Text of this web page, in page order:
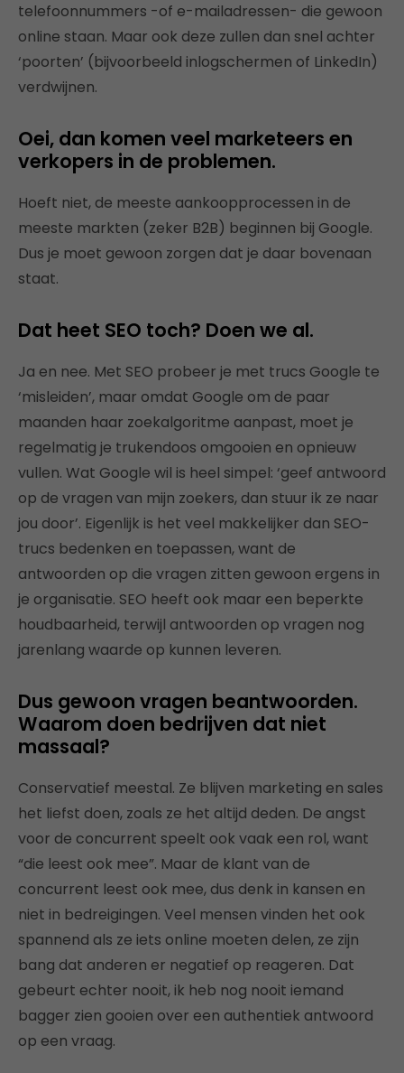
telefoonnummers -of e-mailadressen- die gewoon
online staan. Maar ook deze zullen dan snel achter
‘poorten’ (bijvoorbeeld inlogschermen of LinkedIn)
verdwijnen.
Oei, dan komen veel marketeers en
verkopers in de problemen.
Hoeft niet, de meeste aankoopprocessen in de
meeste markten (zeker B2B) beginnen bij Google.
Dus je moet gewoon zorgen dat je daar bovenaan
staat.
Dat heet SEO toch? Doen we al.
Ja en nee. Met SEO probeer je met trucs Google te
‘misleiden’, maar omdat Google om de paar
maanden haar zoekalgoritme aanpast, moet je
regelmatig je trukendoos omgooien en opnieuw
vullen. Wat Google wil is heel simpel: ‘geef antwoord
op de vragen van mijn zoekers, dan stuur ik ze naar
jou door’. Eigenlijk is het veel makkelijker dan SEO-
trucs bedenken en toepassen, want de
antwoorden op die vragen zitten gewoon ergens in
je organisatie. SEO heeft ook maar een beperkte
houdbaarheid, terwijl antwoorden op vragen nog
jarenlang waarde op kunnen leveren.
Dus gewoon vragen beantwoorden.
Waarom doen bedrijven dat niet
massaal?
Conservatief meestal. Ze blijven marketing en sales
het liefst doen, zoals ze het altijd deden. De angst
voor de concurrent speelt ook vaak een rol, want
“die leest ook mee”. Maar de klant van de
concurrent leest ook mee, dus denk in kansen en
niet in bedreigingen. Veel mensen vinden het ook
spannend als ze iets online moeten delen, ze zijn
bang dat anderen er negatief op reageren. Dat
gebeurt echter nooit, ik heb nog nooit iemand
bagger zien gooien over een authentiek antwoord
op een vraag.